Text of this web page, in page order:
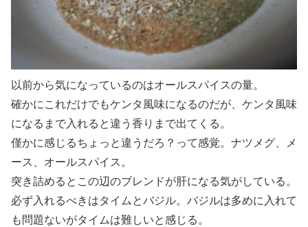
以前から気になっているのはオールスパイスの量。
確かにこれだけでもケンタ風味になるのだが、ケンタ風味
になるまで入れると違う香りまで出てくる。
僅かに感じるちょっと違うだろ？って感覚。ナツメグ、メ
ース、オールスパイス。
突き詰めるとこの辺のブレンドが肝になる気がしている。
必ず入れるべきはタイムとバジル。バジルは多めに入れて
も問題ないがタイムは難しいと感じる。